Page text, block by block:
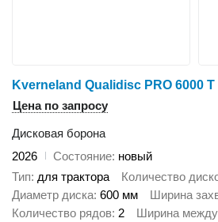
Kverneland Qualidisc PRO 6000 T
Цена по запросу
Дисковая борона
2026
Состояние новый
Тип для трактора Количество
Диаметр диска 600 мм Ширина
Количество рядов 2 Ширина